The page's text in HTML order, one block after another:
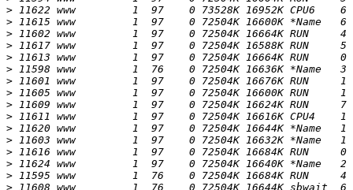
>
>
>
>
>
>
>
>
>
>
>
>
>
>
>
>